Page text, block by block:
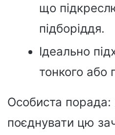
що
підборіддя.
Ідеально
тонкого або
Особиста
поєднувати цю